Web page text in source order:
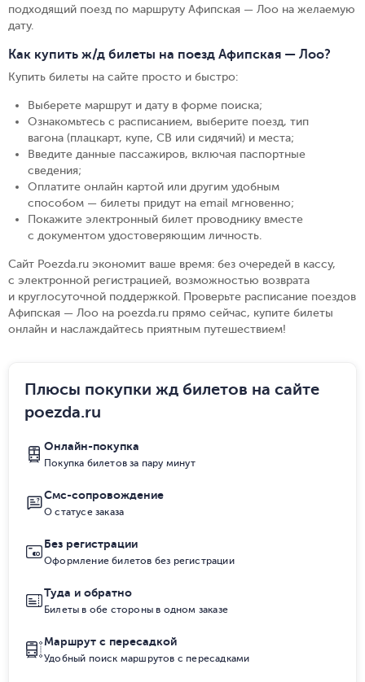
подходящий поезд по маршруту Афипская — Лоо на желаемую
дату.
Как купить ж/д билеты на поезд Афипская — Лоо?
Купить билеты на сайте просто и быстро:
Выберете маршрут и дату в форме поиска;
Ознакомьтесь с расписанием, выберите поезд, тип
вагона (плацкарт, купе, СВ или сидячий) и места;
Введите данные пассажиров, включая паспортные
сведения;
Оплатите онлайн картой или другим удобным
способом — билеты придут на email мгновенно;
Покажите электронный билет проводнику вместе
с документом удостоверяющим личность.
Сайт Poezda.ru экономит ваше время: без очередей в кассу,
с электронной регистрацией, возможностью возврата
и круглосуточной поддержкой. Проверьте расписание поездов
Афипская — Лоо на poezda.ru прямо сейчас, купите билеты
онлайн и наслаждайтесь приятным путешествием!
Плюсы покупки жд билетов на сайте
poezda.ru
Онлайн-покупка
Покупка билетов за пару минут
Смс-сопровождение
О статусе заказа
Без регистрации
Оформление билетов без регистрации
Туда и обратно
Билеты в обе стороны в одном заказе
Маршрут с пересадкой
Удобный поиск маршрутов с пересадками